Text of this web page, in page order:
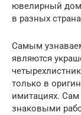
ювелирный дом
в разных
Самым
являются
только в
имитациях.
знаковыми